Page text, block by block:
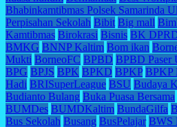
Bhabinkamtibmas Polsek Samarinda
Perpisahan Sekolah Bibit Big mall
Kamtibmas Birokrasi Bisnis BK
BMKG BNNP Kaltim Bom ikan
Mukti BorneoFC BPBD BPBD Paser
BPG BPJS BPK BPKD BPKP BPKP
Hadi BRISuperLeague BSU Budaya
Budianto Bulang Buka Puasa Bersama
BUMDes BUMDKaltim BundaGilfa
Bus Sekolah Busang BusPelajar BWS